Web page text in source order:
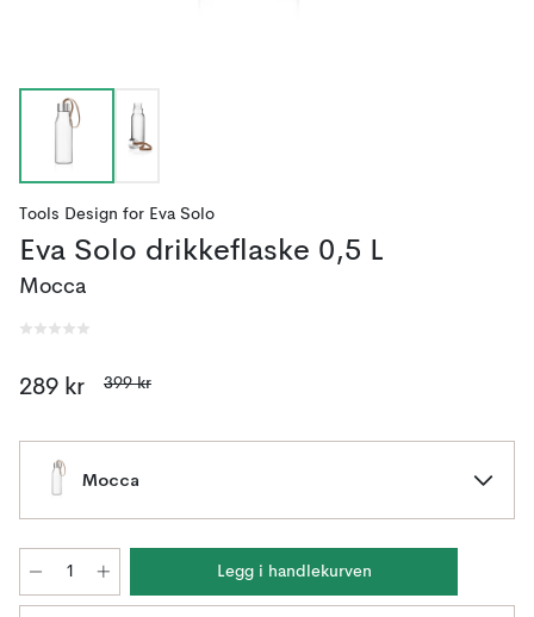
Tools Design for Eva Solo
Eva Solo drikkeflaske 0,5 L
Mocca
289 kr 399 kr
Mocca
Legg i handlekurven